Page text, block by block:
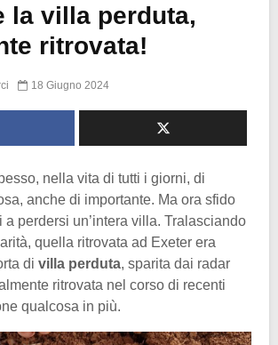
la villa perduta,
ritrovata!
18 Giugno 2024
nella vita di tutti i giorni, di
anche di importante. Ma ora sfido
perdersi un’intera villa. Tralasciando
quella ritrovata ad Exeter era
di villa perduta, sparita dai radar
ritrovata nel corso di recenti
qualcosa in più.